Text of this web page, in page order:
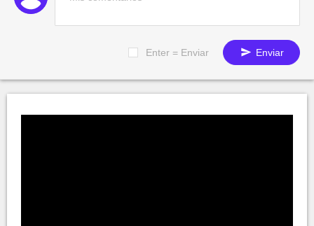
Enter = Enviar Enviar